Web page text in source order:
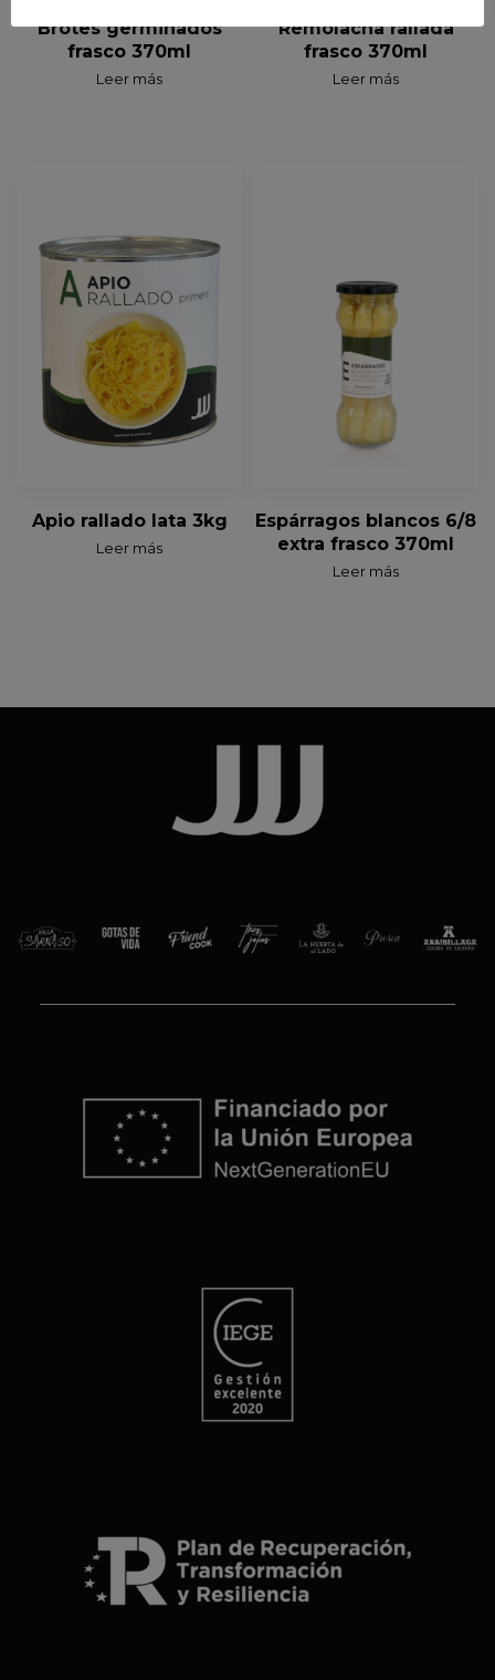
Brotes germinados
frasco 370ml
Leer más
Remolacha rallada
frasco 370ml
Leer más
Apio rallado lata 3kg
Leer más
Espárragos blancos 6/8
extra frasco 370ml
Leer más